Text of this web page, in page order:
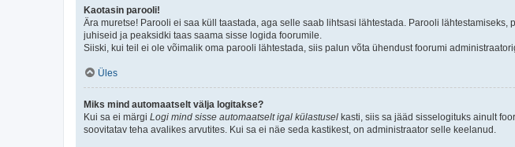
Kaotasin parooli!
Ära muretse! Parooli ei saa küll taastada, aga selle saab lihtsasi lähtestada. Parooli
juhiseid ja peaksidki taas saama sisse logida foorumile.
Siiski, kui teil ei ole võimalik oma parooli lähtestada, siis palun võta ühendust foorumi
Üles
Miks mind automaatselt välja logitakse?
Kui sa ei märgi Logi mind sisse automaatselt igal külastusel kasti, siis sa jääd sisselogituks ainult
soovitatav teha avalikes arvutites. Kui sa ei näe seda kastikest, on administraator selle keelanud.